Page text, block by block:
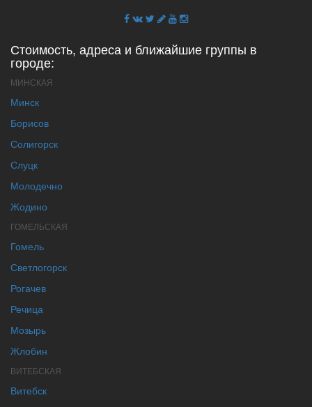
Стоимость, адреса и ближайшие группы в
городе:
МИНСКАЯ
Минск
Борисов
Солигорск
Слуцк
Молодечно
Жодино
ГОМЕЛЬСКАЯ
Гомель
Светлогорск
Рогачев
Речица
Мозырь
Жлобин
ВИТЕБСКАЯ
Витебск